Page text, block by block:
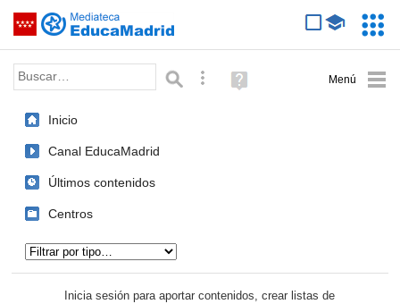
Saltar navegación
Palabra o frase: Búsqueda avanzada
Ayuda
(en
Inicio
Canal EducaMadrid
Últimos contenidos
Centros
Inicia sesión para aportar contenidos, crear listas de